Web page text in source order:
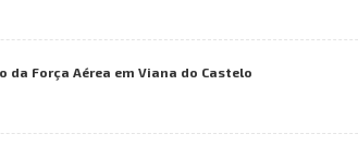
Força Aérea em Viana do Castelo